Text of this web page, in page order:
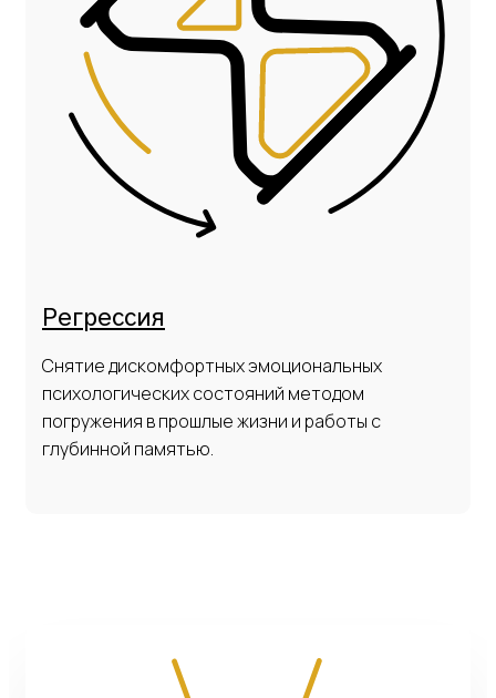
Регрессия
Снятие дискомфортных эмоциональных
психологических состояний методом
погружения в прошлые жизни и работы с
глубинной памятью.